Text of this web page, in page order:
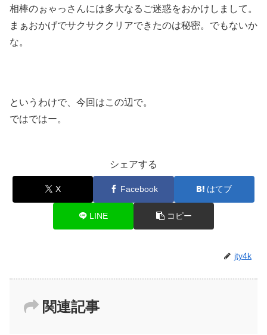
相棒のぉゃっさんには多大なるご迷惑をおかけしまして。
まぁおかげでサクサククリアできたのは秘密。でもないか
な。
というわけで、今回はこの辺で。
ではではー。
シェアする
X Facebook はてブ
LINE コピー
jty4k
関連記事